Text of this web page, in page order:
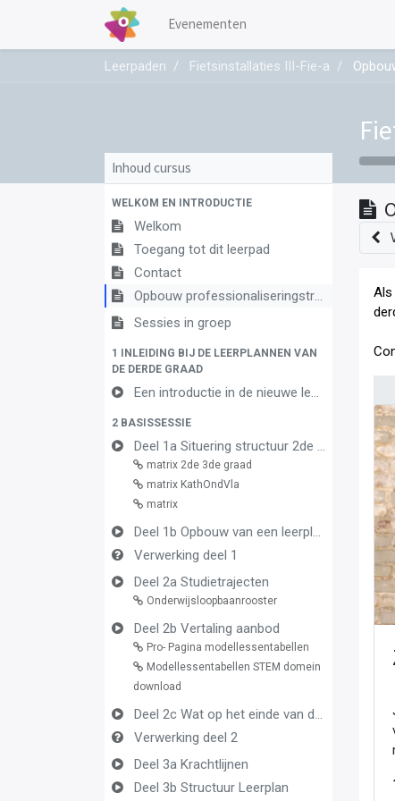
Evenementen
Leerpaden Fietsinstallaties III-Fie-a
Inhoud cursus
WELKOM EN INTRODUCTIE
Welkom
Toegang tot dit leerpad
Contact
Opbouw professionaliseringstraject
Sessies in groep
1 INLEIDING BIJ DE LEERPLANNEN VAN
DE DERDE GRAAD
Een introductie in de nieuwe leerplannen van de derde graad
2 BASISSESSIE
Deel 1a Situering structuur 2de en 3de graad
matrix 2de 3de graad
matrix KathOndVla
matrix
Deel 1b Opbouw van een leerplan vormingsconcept
Verwerking deel 1
Deel 2a Studietrajecten
Onderwijsloopbaanrooster
Deel 2b Vertaling aanbod
Pro- Pagina modellessentabellen
Modellessentabellen STEM domein
download
Deel 2c Wat op het einde van de graad
Verwerking deel 2
Deel 3a Krachtlijnen
Deel 3b Structuur Leerplan
Als